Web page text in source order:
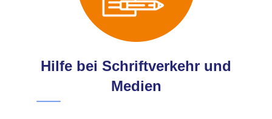
Hilfe bei Schriftverkehr und
Medien